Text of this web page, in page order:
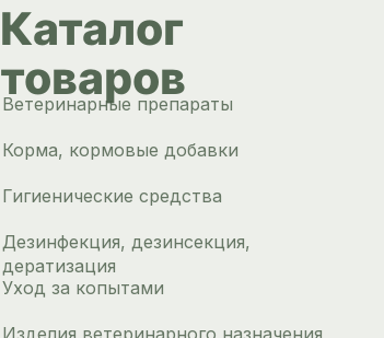
Каталог
товаров
Ветеринарные препараты
Корма, кормовые добавки
Гигиенические средства
Дезинфекция, дезинсекция,
дератизация
Уход за копытами
Изделия ветеринарного назначения